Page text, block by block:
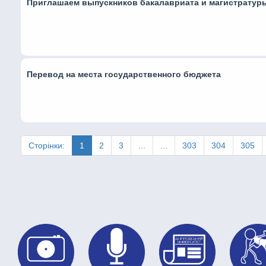
Приглашаем выпускников бакалавриата и
Перевод на места государственного бюджета
Сторінки: 1 2 3 303 304 305